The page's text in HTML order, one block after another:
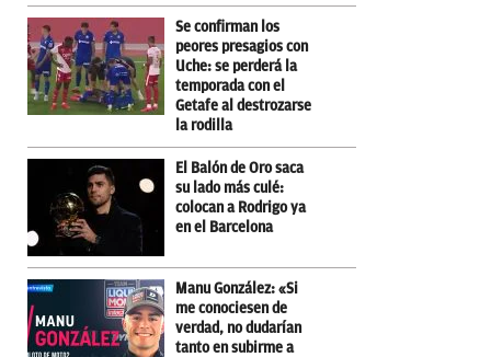
Se confirman los
peores presagios con
Uche: se perderá la
temporada con el
Getafe al destrozarse
la rodilla
El Balón de Oro saca
su lado más culé:
colocan a Rodrigo ya
en el Barcelona
Manu González: «Si
me conociesen de
verdad, no dudarían
tanto en subirme a